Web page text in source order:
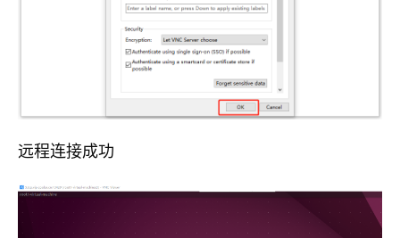
远程连接成功